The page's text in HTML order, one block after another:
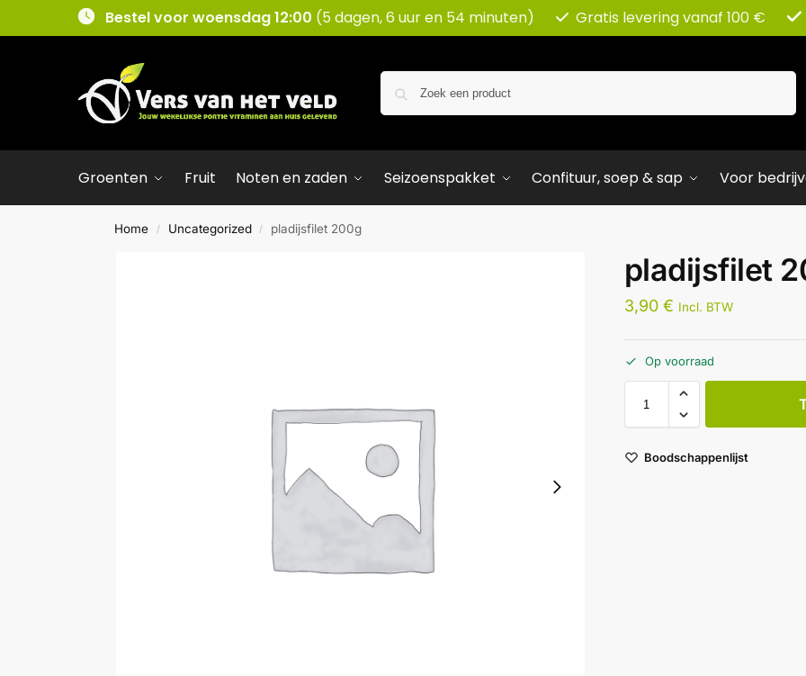
Bestel voor woensdag 12:00 (5 dagen, 6 uur en 54 minuten) Gratis levering vanaf 100 €
Groenten Fruit Noten en zaden Seizoenspakket Confituur, soep & sap Voor
Home / Uncategorized / pladijsfilet 200g
pladijsfilet
3,90 € Incl. BTW
Op voorraad
Boodschappenlijst